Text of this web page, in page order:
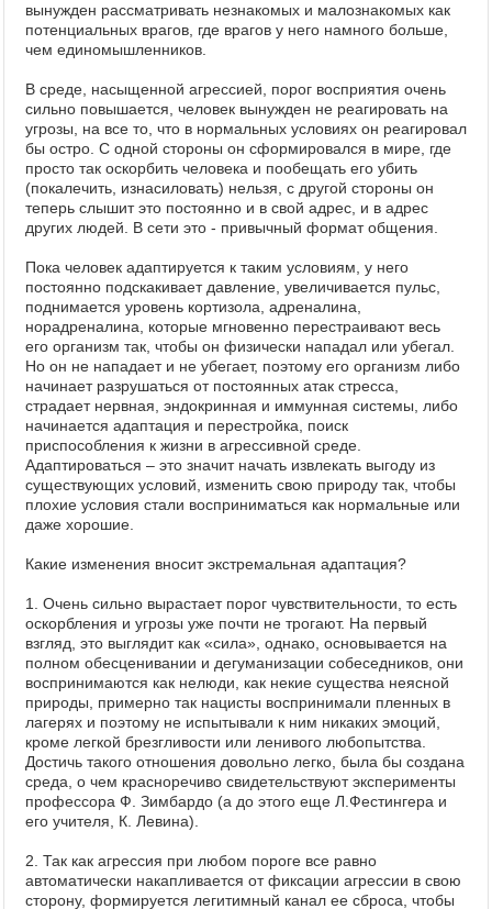
вынужден рассматривать незнакомых и малознакомых как
потенциальных врагов, где врагов у него намного больше,
чем единомышленников.
В среде, насыщенной агрессией, порог восприятия очень
сильно повышается, человек вынужден не реагировать на
угрозы, на все то, что в нормальных условиях он реагировал
бы остро. С одной стороны он сформировался в мире, где
просто так оскорбить человека и пообещать его убить
(покалечить, изнасиловать) нельзя, с другой стороны он
теперь слышит это постоянно и в свой адрес, и в адрес
других людей. В сети это - привычный формат общения.
Пока человек адаптируется к таким условиям, у него
постоянно подскакивает давление, увеличивается пульс,
поднимается уровень кортизола, адреналина,
норадреналина, которые мгновенно перестраивают весь
его организм так, чтобы он физически нападал или убегал.
Но он не нападает и не убегает, поэтому его организм либо
начинает разрушаться от постоянных атак стресса,
страдает нервная, эндокринная и иммунная системы, либо
начинается адаптация и перестройка, поиск
приспособления к жизни в агрессивной среде.
Адаптироваться – это значит начать извлекать выгоду из
существующих условий, изменить свою природу так, чтобы
плохие условия стали восприниматься как нормальные или
даже хорошие.
Какие изменения вносит экстремальная адаптация?
1. Очень сильно вырастает порог чувствительности, то есть
оскорбления и угрозы уже почти не трогают. На первый
взгляд, это выглядит как «сила», однако, основывается на
полном обесценивании и дегуманизации собеседников, они
воспринимаются как нелюди, как некие существа неясной
природы, примерно так нацисты воспринимали пленных в
лагерях и поэтому не испытывали к ним никаких эмоций,
кроме легкой брезгливости или ленивого любопытства.
Достичь такого отношения довольно легко, была бы создана
среда, о чем красноречиво свидетельствуют эксперименты
профессора Ф. Зимбардо (а до этого еще Л.Фестингера и
его учителя, К. Левина).
2. Так как агрессия при любом пороге все равно
автоматически накапливается от фиксации агрессии в свою
сторону, формируется легитимный канал ее сброса, чтобы